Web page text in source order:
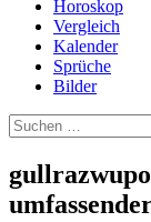
Horoskop
Vergleich
Kalender
Sprüche
Bilder
Suchen
nach: